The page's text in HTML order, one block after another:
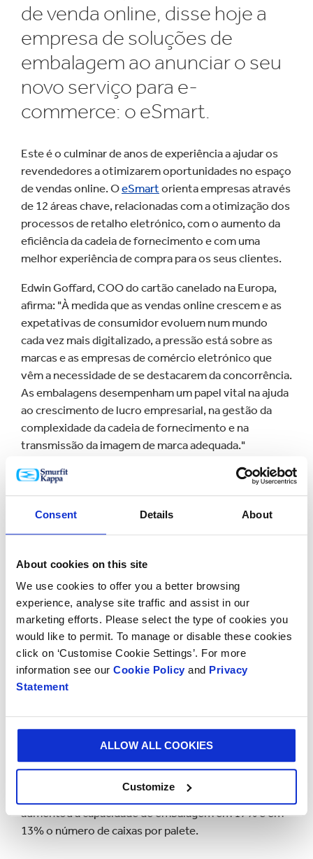
Consent Details About
About cookies on this site
We use cookies to offer you a better browsing
experience, analyse site traffic and assist in our
marketing efforts. Please select the type of cookies you
would like to permit. To manage or disable these cookies
click on ‘Customise Cookie Settings’. For more
information see our Cookie Policy and Privacy
Statement
ALLOW ALL COOKIES
Customize
de venda online, disse hoje a
empresa de soluções de
embalagem ao anunciar o seu
novo serviço para e-
commerce: o eSmart.
Este é o culminar de anos de experiência a ajudar os
revendedores a otimizarem oportunidades no espaço
de vendas online. OeSmartorienta empresas através
de 12 áreas chave, relacionadas com a otimização dos
processos de retalho eletrónico, com o aumento da
eficiência da cadeia de fornecimento e com uma
melhor experiência de compra para os seus clientes.
Edwin Goffard, COO do cartão canelado na Europa,
afirma: "À medida que as vendas online crescem e as
expetativas de consumidor evoluem num mundo
cada vez mais digitalizado, a pressão está sobre as
marcas e as empresas de comércio eletrónico que
vêm a necessidade de se destacarem da concorrência.
As embalagens desempenham um papel vital na ajuda
ao crescimento de lucro empresarial, na gestão da
complexidade da cadeia de fornecimento e na
transmissão da imagem de marca adequada."
"Ao reunir as nossas soluções para e-commerce sob a
proteção do eSmart, estamos a tornar ainda mais
simples a forma como as empresas encontram as
empresas líderes online, como a Zalando e a
CDiscount e estamos ansiosos por trabalhar com
outras marcas para ajuda-las a criar as oportunidades
que irão apoiar o seu sucesso futuro."
A Smurfit Kappa também anunciou que, graças ao seu
serviço eSmart, uma das empresas de venda online,
com maior crescimento no Reino Unido, conseguiu
Adicionalmente, o serviço eSmart tornou possível à
líder no serviço de entrega de comida ao
domicílio, otimizar os seus processos de e-
uma experiência de cliente superior, como também
aumentou a capacidade de embalagem em 17% e em
13% o número de caixas por palete.